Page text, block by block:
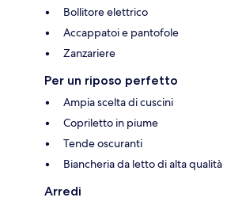
Bollitore elettrico
Accappatoi e pantofole
Zanzariere
Per un riposo perfetto
Ampia scelta di cuscini
Copriletto in piume
Tende oscuranti
Biancheria da letto di alta qualità
Arredi